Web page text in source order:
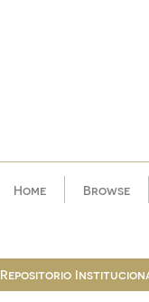
Home Browse
Repositorio